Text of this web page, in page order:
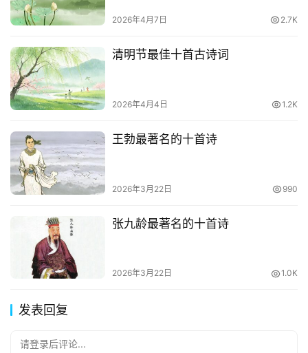
2026年4月7日 2.7K
清明节最佳十首古诗词
2026年4月4日 1.2K
王勃最著名的十首诗
2026年3月22日 990
张九龄最著名的十首诗
2026年3月22日 1.0K
发表回复
请登录后评论...